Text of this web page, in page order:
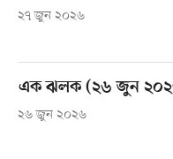
২৭ জুন ২০২৬
এক ঝলক (২৬ জুন
২৬ জুন ২০২৬